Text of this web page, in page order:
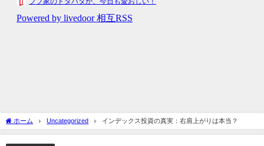
ホーム Uncategorized インデックス投資の真実：右肩上がりは本当？